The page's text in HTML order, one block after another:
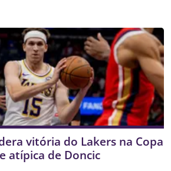
vitória do Lakers na Copa
atípica de Doncic